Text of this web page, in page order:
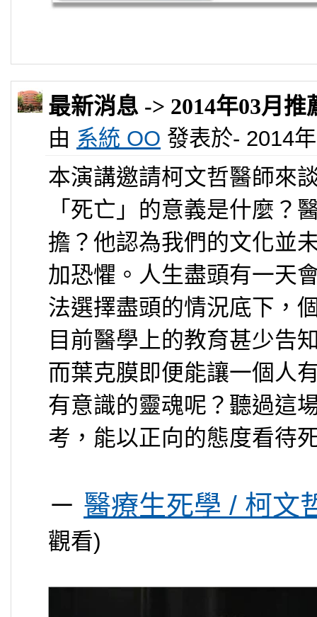
最新消息 -> 2014年03月
由 系統 OO 發表於- 2014
本演講邀請柯文哲醫師來
「死亡」的意義是什麼？
擔？他認為我們的文化並
加恐懼。人生盡頭有一天
法選擇盡頭的情況底下，
目前醫學上的教育甚少告
而葉克膜即便能讓一個人
有意識的靈魂呢？聽過這
考，能以正向的態度看待
－ 醫療生死學 / 柯文
觀看)